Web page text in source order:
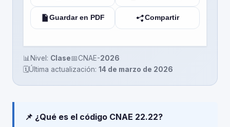
Guardar en PDF Compartir
📊Nivel: Clase📅CNAE-2026
🗓️Última actualización: 14 de marzo de 2026
📌 ¿Qué es el código CNAE 22.22?